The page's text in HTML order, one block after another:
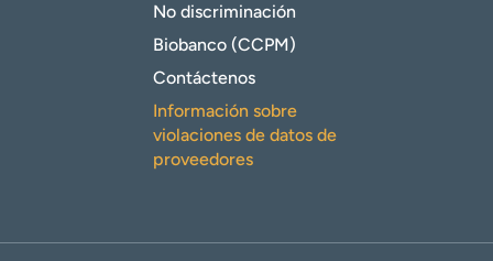
No discriminación
Biobanco (CCPM)
Contáctenos
Información sobre
violaciones de datos de
proveedores